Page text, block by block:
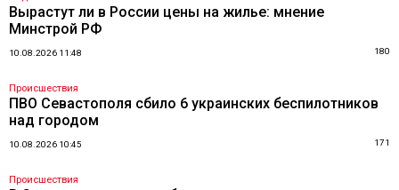
Вырастут ли в России цены на жилье: мнение
Минстрой РФ
10.08.2026 11:48 180
Происшествия
ПВО Севастополя сбило 6 украинских беспилотников
над городом
10.08.2026 10:45 171
Происшествия